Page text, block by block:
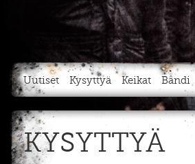
Uutiset Kysyttyä Keikat Bändi
KYSYTTYÄ